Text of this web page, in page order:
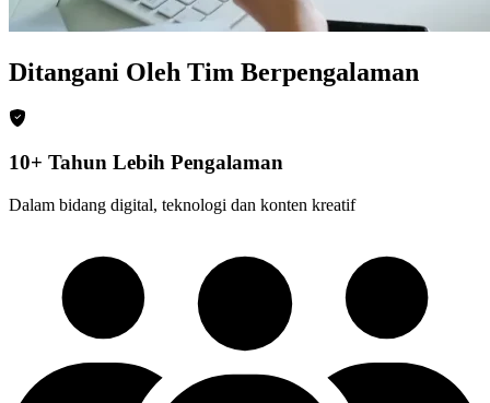
Ditangani Oleh Tim Berpengalaman
10+ Tahun Lebih Pengalaman
Dalam bidang digital, teknologi dan konten kreatif